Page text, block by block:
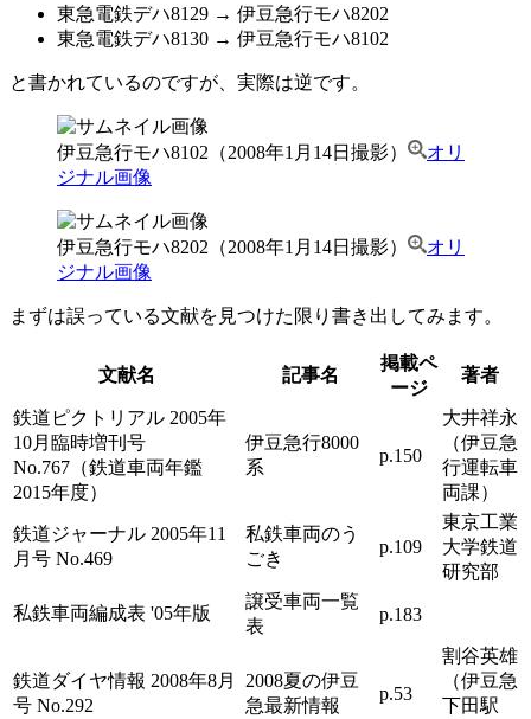
東急電鉄デハ8129 → 伊豆急行モハ8202
東急電鉄デハ8130 → 伊豆急行モハ8102
と書かれているのですが、実際は逆です。
伊豆急行モハ8102（2008年1月14日撮影）
オリ
ジナル画像
伊豆急行モハ8202（2008年1月14日撮影）
オリ
ジナル画像
まずは誤っている文献を見つけた限り書き出してみます。
文献名 記事名
掲載ペ
ージ
著者
鉄道ピクトリアル 2005年
10月臨時増刊号
No.767（鉄道車両年鑑
2015年度）
伊豆急行8000
系
p.150
大井祥永
（伊豆急
行運転車
両課）
鉄道ジャーナル 2005年11
月号 No.469
私鉄車両のう
ごき
p.109
東京工業
大学鉄道
研究部
私鉄車両編成表 '05年版
譲受車両一覧
表
p.183
鉄道ダイヤ情報 2008年8月
号 No.292
2008夏の伊豆
急最新情報
p.53
割谷英雄
（伊豆急
下田駅